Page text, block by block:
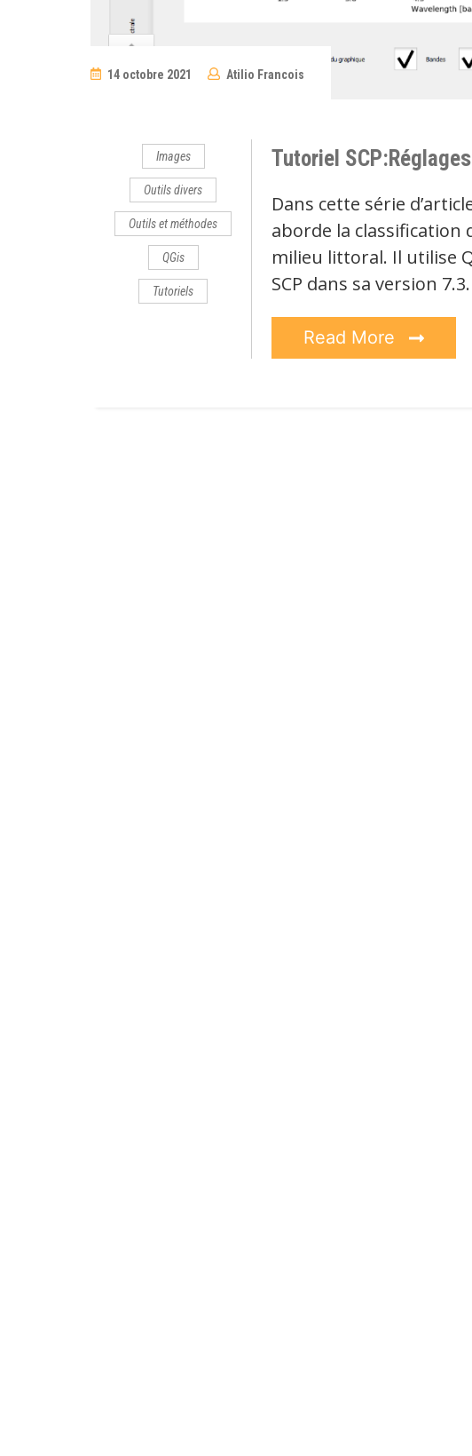
14 octobre 2021 Atilio Francois
Images
Outils divers
Outils et méthodes
QGis
Tutoriels
Tutoriel
Dans cette série
aborde la classification
milieu littoral. Il utilise
SCP dans sa version
Read More